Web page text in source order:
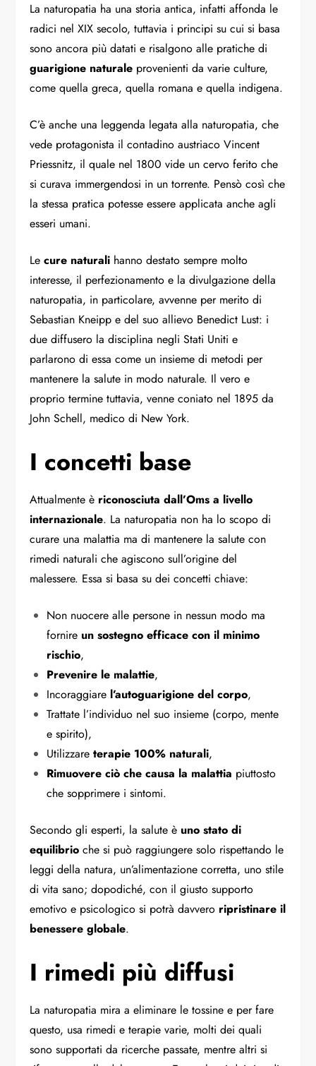
La naturopatia ha una storia antica, infatti affonda le
radici nel XIX secolo, tuttavia i principi su cui si basa
sono ancora più datati e risalgono alle pratiche di
guarigione naturale provenienti da varie culture,
come quella greca, quella romana e quella indigena.
C’è anche una leggenda legata alla naturopatia, che
vede protagonista il contadino austriaco Vincent
Priessnitz, il quale nel 1800 vide un cervo ferito che
si curava immergendosi in un torrente. Pensò così che
la stessa pratica potesse essere applicata anche agli
esseri umani.
Lecure naturali hanno destato sempre molto
interesse, il perfezionamento e la divulgazione della
naturopatia, in particolare, avvenne per merito di
Sebastian Kneipp e del suo allievo Benedict Lust: i
due diffusero la disciplina negli Stati Uniti e
parlarono di essa come un insieme di metodi per
mantenere la salute in modo naturale. Il vero e
proprio termine tuttavia, venne coniato nel 1895 da
John Schell, medico di New York.
I concetti base
Attualmente è riconosciuta dall’Oms a livello
internazionale. La naturopatia non ha lo scopo di
curare una malattia ma di mantenere la salute con
rimedi naturali che agiscono sull’origine del
malessere. Essa si basa su dei concetti chiave:
Non nuocere alle persone in nessun modo ma
fornire un sostegno efficace con il minimo
rischio,
Prevenire le malattie,
Incoraggiare l’autoguarigione del corpo,
Trattate l’individuo nel suo insieme (corpo, mente
e spirito),
Utilizzareterapie 100% naturali,
Rimuovere ciò che causa la malattia piuttosto
che sopprimere i sintomi.
Secondo gli esperti, la salute è uno stato di
equilibrio che si può raggiungere solo rispettando le
leggi della natura, un’alimentazione corretta, uno stile
di vita sano; dopodiché, con il giusto supporto
emotivo e psicologico si potrà davvero ripristinare il
benessere globale.
I rimedi più diffusi
La naturopatia mira a eliminare le tossine e per fare
questo, usa rimedi e terapie varie, molti dei quali
sono supportati da ricerche passate, mentre altri si